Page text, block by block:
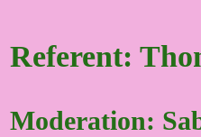
Referent:
Moderation: